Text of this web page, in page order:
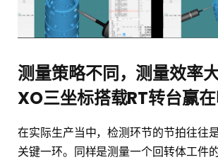
测量策略不同，测量效率
XO三坐标搭载RT转台赢在
在实际生产当中，检测环节的节拍往往
关键一环。同样是测量一个回转体工件